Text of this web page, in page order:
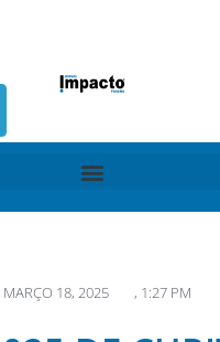
MARÇO 18, 2025 , 1:27 PM